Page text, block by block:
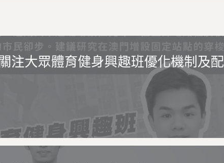
注大眾體育健身興趣班優化機制及配